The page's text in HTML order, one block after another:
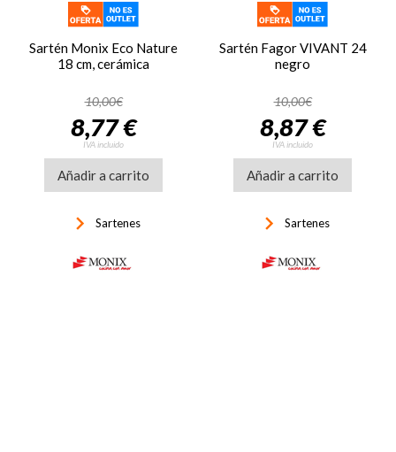
Sartén Monix Eco Nature
18 cm, cerámica
10,00€
8,77 €
IVA incluido
Añadir a carrito
keyboard_arrow_right Sartenes
Sartén Fagor VIVANT 24
negro
10,00€
8,87 €
IVA incluido
Añadir a carrito
keyboard_arrow_right Sartenes